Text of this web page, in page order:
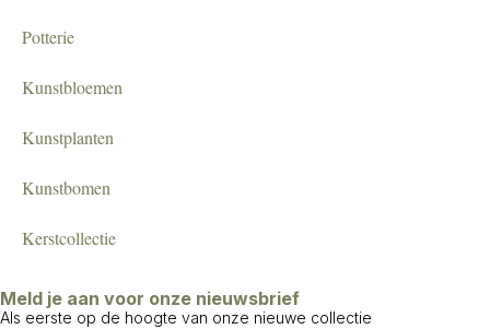
Potterie
Kunstbloemen
Kunstplanten
Kunstbomen
Kerstcollectie
Meld je aan voor onze nieuwsbrief
Als eerste op de hoogte van onze nieuwe collectie